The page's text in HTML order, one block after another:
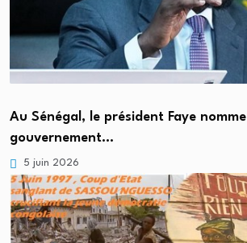
Au Sénégal, le président Faye
gouvernement…
5 juin 2026